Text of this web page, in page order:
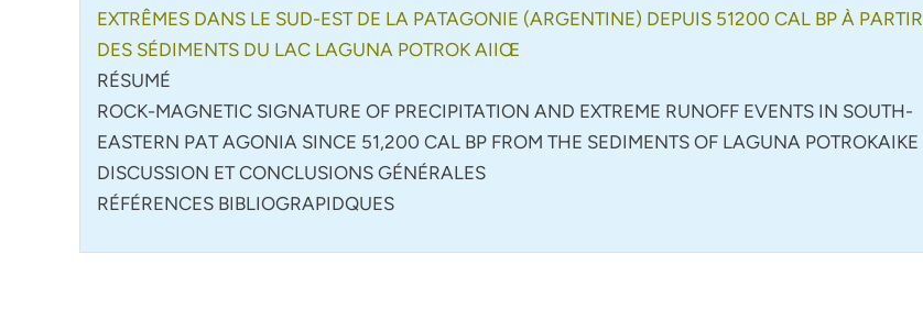
EXTRÊMES DANS LE SUD-EST DE LA PATAGONIE (ARGENTINE) DEPUIS 51200 CAL BP À PARTIR
DES SÉDIMENTS DU LAC LAGUNA POTROK AIIŒ
RÉSUMÉ
ROCK-MAGNETIC SIGNATURE OF PRECIPITATION AND EXTREME RUNOFF EVENTS IN SOUTH-
EASTERN PAT AGONIA SINCE 51,200 CAL BP FROM THE SEDIMENTS OF LAGUNA POTROKAIKE
DISCUSSION ET CONCLUSIONS GÉNÉRALES
RÉFÉRENCES BIBLIOGRAPIDQUES